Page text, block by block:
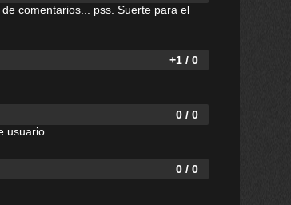
comentarios... pss. Suerte para el
+1 / 0
0 / 0
usuario
0 / 0